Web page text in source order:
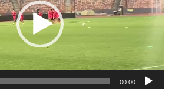
00:00